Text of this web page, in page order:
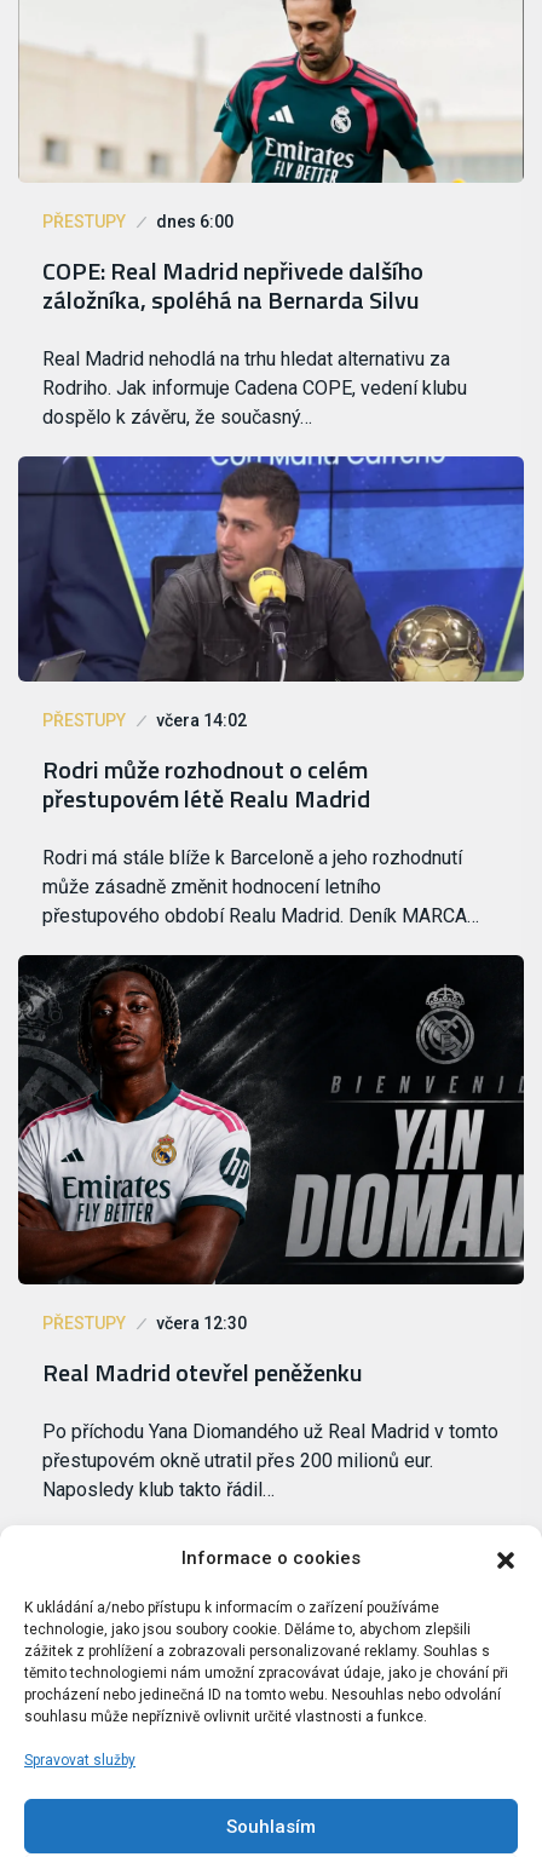
Informace o cookies
K ukládání a/nebo přístupu k informacím o zařízení používáme
technologie, jako jsou soubory cookie. Děláme to, abychom zlepšili
zážitek z prohlížení a zobrazovali personalizované reklamy. Souhlas s
těmito technologiemi nám umožní zpracovávat údaje, jako je chování při
procházení nebo jedinečná ID na tomto webu. Nesouhlas nebo odvolání
souhlasu může nepříznivě ovlivnit určité vlastnosti a funkce.
Spravovat služby
Souhlasím
PŘESTUPY dnes 6:00
COPE: Real Madrid nepřivede dalšího
záložníka, spoléhá na Bernarda Silvu
Real Madrid nehodlá na trhu hledat alternativu za
Rodriho. Jak informuje Cadena COPE, vedení klubu
dospělo k závěru, že současný…
PŘESTUPY včera 14:02
Rodri může rozhodnout o celém
přestupovém létě Realu Madrid
Rodri má stále blíže k Barceloně a jeho rozhodnutí
může zásadně změnit hodnocení letního
přestupového období Realu Madrid. Deník MARCA…
PŘESTUPY včera 12:30
Real Madrid otevřel peněženku
Po příchodu Yana Diomandého už Real Madrid v tomto
přestupovém okně utratil přes 200 milionů eur.
Naposledy klub takto řádil…